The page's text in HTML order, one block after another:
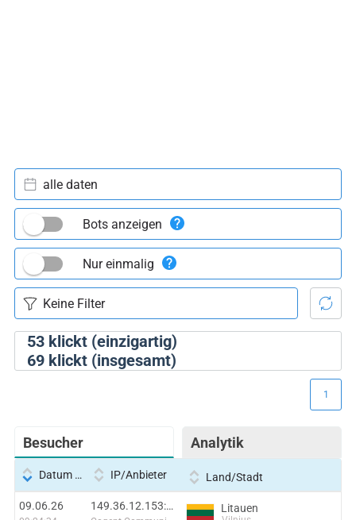
53klickt (einzigartig)
69klickt (insgesamt)
alle daten
Bots anzeigen
Nur einmalig
Besucher Analytik
1
Datum und Uhrzeit IP/Anbieter Land/Stadt
09.06.26 149.36.12.153:24630 Litauen